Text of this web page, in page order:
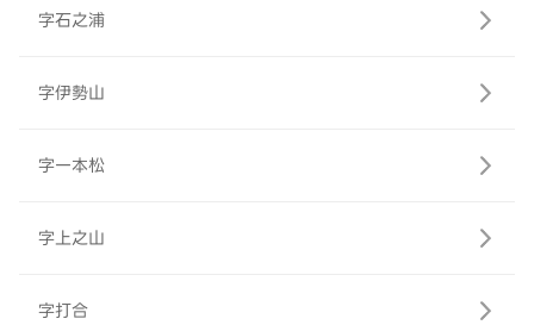
字石之浦
字伊勢山
字一本松
字上之山
字打合